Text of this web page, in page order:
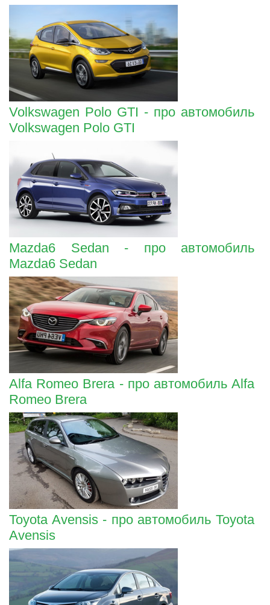
Volkswagen Polo GTI - про автомобиль
Volkswagen Polo GTI
Mazda6 Sedan - про автомобиль
Mazda6 Sedan
Alfa Romeo Brera - про автомобиль Alfa
Romeo Brera
Toyota Avensis - про автомобиль Toyota
Avensis